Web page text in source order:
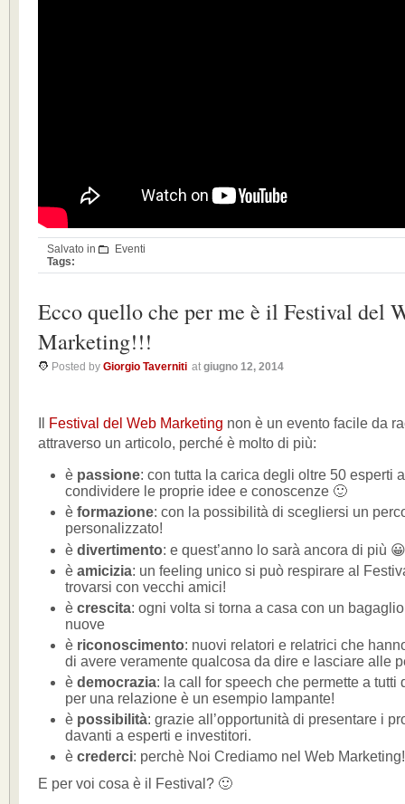
Salvato in
Eventi
Tags:
Ecco quello che per me è il Festival del
Marketing!!!
Posted by Giorgio Taverniti at giugno 12, 2014
Festival del Web Marketing non è un evento facile da
attraverso un articolo, perché è molto di più:
è passione: con tutta la carica degli oltre 50 esperti
condividere le proprie idee e conoscenze 🙂
è formazione: con la possibilità di scegliersi un
personalizzato!
è divertimento: e quest’anno lo sarà ancora di più 😀
è amicizia: un feeling unico si può respirare al
trovarsi con vecchi amici!
è crescita: ogni volta si torna a casa con un
nuove
è riconoscimento: nuovi relatori e relatrici che
di avere veramente qualcosa da dire e lasciare alle
è democrazia: la call for speech che permette a tutti
per una relazione è un esempio lampante!
è possibilità: grazie all’opportunità di presentare i
davanti a esperti e investitori.
è crederci: perchè Noi Crediamo nel Web
E per voi cosa è il Festival? 🙂